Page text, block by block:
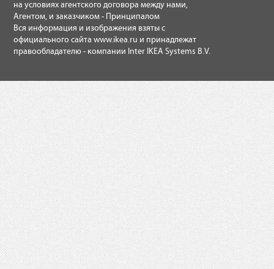
на условиях агентского договора между нами,
Агентом, и заказчиком - Принципалом
Вся информация и изображения взяты с
официального сайта www.ikea.ru и принадлежат
правообладателю - компании Inter IKEA Systems B.V.